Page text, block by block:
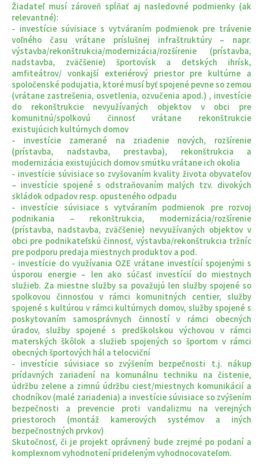
Žiadateľ musí zároveň spĺňať aj nasledovné podmienky (ak
relevantné):
- investície súvisiace s vytváraním podmienok pre trávenie
voľného času vrátane príslušnej infraštruktúry – napr.
výstavba/rekonštrukcia/modernizácia/rozšírenie (prístavba,
nadstavba, zväčšenie) športovísk a detských ihrísk,
amfiteátrov/ vonkajší exteriérový priestor pre kultúrne a
spoločenské podujatia, ktoré musí byť spojené pevne so zemou
(vrátane zastrešenia, osvetlenia, ozvučenia apod.) , investície
do rekonštrukcie nevyužívaných objektov v obci pre
komunitnú/spolkovú činnosť vrátane rekonštrukcie
existujúcich kultúrnych domov
- investície zamerané na zriadenie nových, rozšírenie
(prístavba, nadstavba, prestavba), rekonštrukcia a
modernizácia existujúcich domov smútku vrátane ich okolia
- investície súvisiace so zvyšovaním kvality života obyvateľov
– investície spojené s odstraňovaním malých tzv. divokých
skládok odpadov resp. opusteného odpadu
- investície súvisiace s vytváraním podmienok pre rozvoj
podnikania – rekonštrukcia, modernizácia/rozšírenie
(prístavba, nadstavba, zväčšenie) nevyužívaných objektov v
obci pre podnikateľskú činnosť, výstavba/rekonštrukcia tržníc
pre podporu predaja miestnych produktov a pod.
- investície do využívania OZE vrátane investícií spojenými s
úsporou energie – len ako súčasť investícií do miestnych
služieb. Za miestne služby sa považujú len služby spojené so
spolkovou činnosťou v rámci komunitných centier, služby
spojené s kultúrou v rámci kultúrnych domov, služby spojené s
poskytovaním samosprávnych činností v rámci obecných
úradov, služby spojené s predškolskou výchovou v rámci
materských škôlok a služieb spojených so športom v rámci
obecných športových hál a telocviční
- investície súvisiace so zvýšením bezpečnosti t.j. nákup
prídavných zariadení na komunálnu techniku na čistenie,
údržbu zelene a zimnú údržbu ciest/miestnych komunikácií a
chodníkov (malé zariadenia) a investície súvisiace so zvýšením
bezpečnosti a prevencie proti vandalizmu na verejných
priestoroch (montáž kamerových systémov a iných
bezpečnostných prvkov)
Skutočnosť, či je projekt oprávnený bude zrejmé po podaní a
komplexnom vyhodnotení prideleným vyhodnocovateľom.